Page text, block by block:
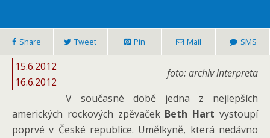
Share Tweet Pin Mail SMS
15.6.2012
16.6.2012
foto: archiv interpreta
V současné době jedna z nejlepších
amerických rockových zpěvaček Beth Hart vystoupí
poprvé v České republice. Umělkyně, která nedávno